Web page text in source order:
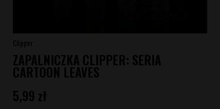
Clipper
ZAPALNICZKA CLIPPER: SERIA
CARTOON LEAVES
5,99 zł